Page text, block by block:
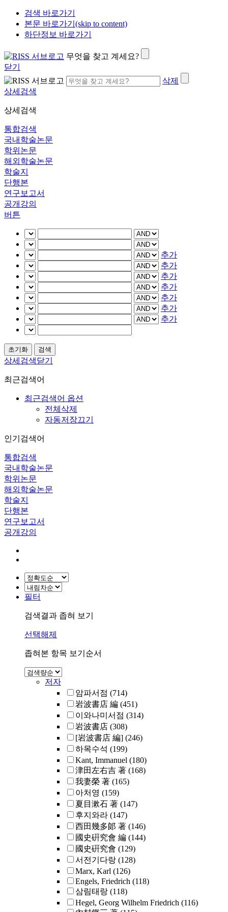
검색 바로가기
본문 바로가기(skip to content)
하단정보 바로가기
무엇을 찾고 계세요?
닫기
삭제
상세검색
상세검색
통합검색
국내학술논문
학위논문
해외학술논문
학술지
단행본
연구보고서
공개강의
버튼
추가
추가
추가
추가
추가
추가
추가
상세검색닫기
최근검색어
최근검색어 옵션
전체삭제
자동저장끄기
인기검색어
통합검색
국내학술논문
학위논문
해외학술논문
학술지
단행본
연구보고서
공개강의
필터
검색결과 좁혀 보기
선택해제
좁혀본 항목 보기순서
저자
암파서점 (714)
岩波書店 編 (451)
이와나미서점 (314)
岩波書店 (308)
[岩波書店 編] (246)
하목수석 (199)
Kant, Immanuel (180)
津田左右吉 著 (168)
我妻榮 著 (165)
아처영 (159)
夏目漱石 著 (147)
후지와라 (147)
西田幾多郞 著 (146)
國史硏究會 編 (144)
國史硏究會 (129)
서전기다랑 (128)
Marx, Karl (126)
Engels, Friedrich (118)
삼림태랑 (118)
Hegel, Georg Wilhelm Friedrich (116)